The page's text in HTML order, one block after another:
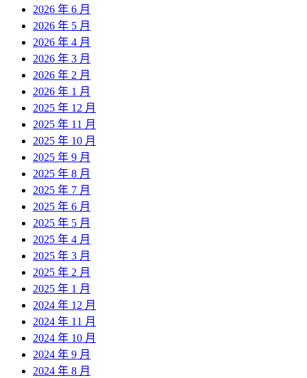
2026 年 6 月
2026 年 5 月
2026 年 4 月
2026 年 3 月
2026 年 2 月
2026 年 1 月
2025 年 12 月
2025 年 11 月
2025 年 10 月
2025 年 9 月
2025 年 8 月
2025 年 7 月
2025 年 6 月
2025 年 5 月
2025 年 4 月
2025 年 3 月
2025 年 2 月
2025 年 1 月
2024 年 12 月
2024 年 11 月
2024 年 10 月
2024 年 9 月
2024 年 8 月